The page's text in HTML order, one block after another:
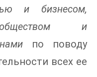
и бизнесом,
и
по поводу
всех ее